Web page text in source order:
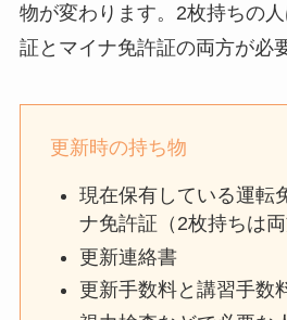
物が変わります。2枚持ちの
証とマイナ免許証の両方が必
更新時の持ち物
現在保有している運転
ナ免許証（2枚持ちは両
更新連絡書
更新手数料と講習手数